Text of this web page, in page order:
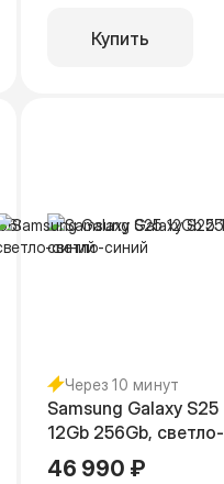
Купить
Через 10 минут
Samsung Galaxy S25
12Gb 256Gb, светло-
синий
46 990 ₽